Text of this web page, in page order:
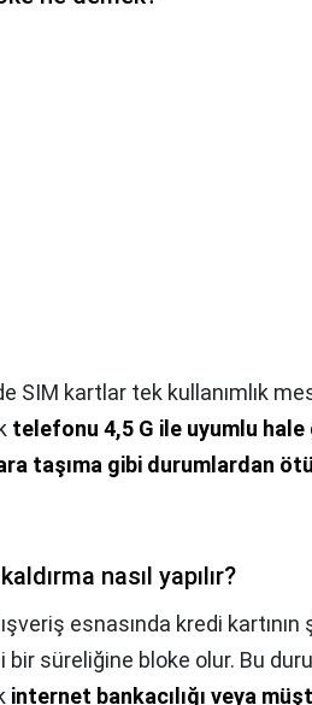
SIM kartlar tek kullanımlık
telefonu 4,5 G ile uyumlu
taşıma gibi durumlardan
nasıl yapılır?
esnasında kredi kartının
süreliğine bloke olur. Bu
internet bankacılığı veya